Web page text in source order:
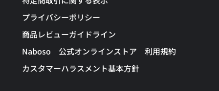
プライバシーポリシー
商品レビューガイドライン
Naboso 公式オンラインストア 利用規約
カスタマーハラスメント基本方針